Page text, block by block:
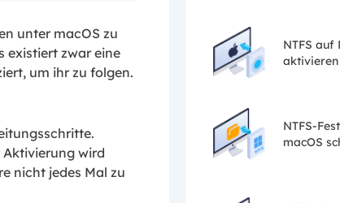
unter macOS zu
existiert zwar eine
um ihr zu folgen.
wird
nicht jedes Mal zu
NTFS auf
aktivieren
NTFS-
macOS